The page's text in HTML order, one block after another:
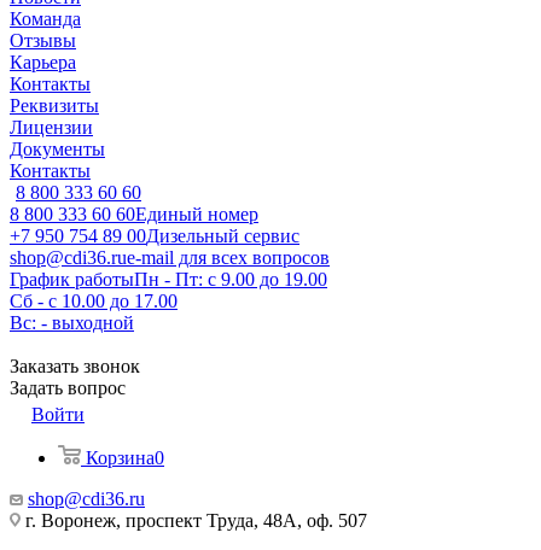
Команда
Отзывы
Карьера
Контакты
Реквизиты
Лицензии
Документы
Контакты
8 800 333 60 60
8 800 333 60 60Единый номер
+7 950 754 89 00Дизельный сервис
shop@cdi36.rue-mail для всех вопросов
График работыПн - Пт: с 9.00 до 19.00
Сб - с 10.00 до 17.00
Вс: - выходной
Заказать звонок
Задать вопрос
Войти
Корзина0
shop@cdi36.ru
г. Воронеж, проспект Труда, 48А, оф. 507